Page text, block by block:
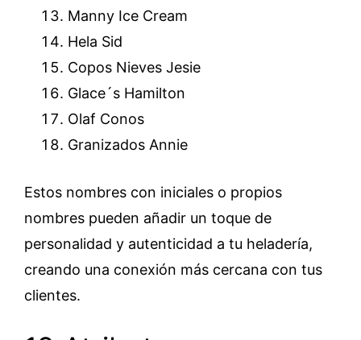
Manny Ice Cream
Hela Sid
Copos Nieves Jesie
Glace´s Hamilton
Olaf Conos
Granizados Annie
Estos nombres con iniciales o propios
nombres pueden añadir un toque de
personalidad y autenticidad a tu heladería,
creando una conexión más cercana con tus
clientes.